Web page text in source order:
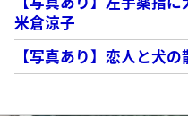
米倉涼子
【写真あり】恋人と犬